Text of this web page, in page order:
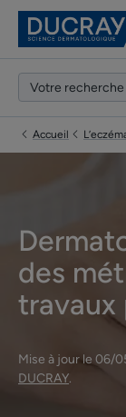
Accueil
des
travaux
Mise à jour le 06/
DUCRAY.